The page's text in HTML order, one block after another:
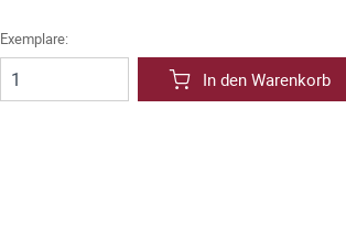
Exemplare:
In den Warenkorb